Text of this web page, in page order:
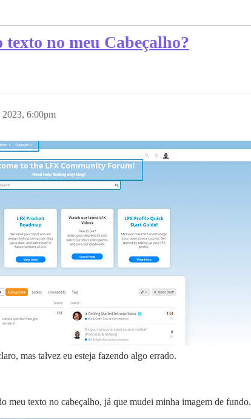
no meu Cabeçalho?
2023, 6:00pm
mas talvez eu esteja fazendo algo errado.
meu texto no cabeçalho, já que mudei minha imagem de fundo.